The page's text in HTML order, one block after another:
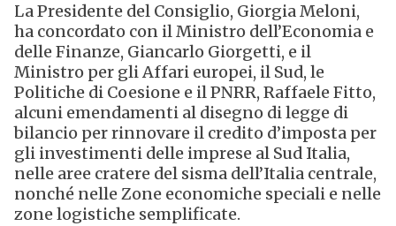
La Presidente del Consiglio, Giorgia Meloni,
ha concordato con il Ministro dell’Economia e
delle Finanze, Giancarlo Giorgetti, e il
Ministro per gli Affari europei, il Sud, le
Politiche di Coesione e il PNRR, Raffaele Fitto,
alcuni emendamenti al disegno di legge di
bilancio per rinnovare il credito d’imposta per
gli investimenti delle imprese al Sud Italia,
nelle aree cratere del sisma dell’Italia centrale,
nonché nelle Zone economiche speciali e nelle
zone logistiche semplificate.